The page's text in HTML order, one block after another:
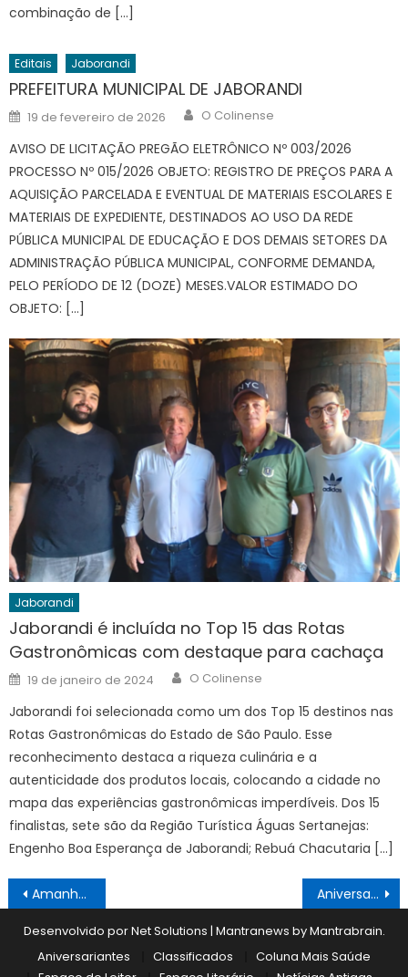
combinação de […]
Editais Jaborandi
PREFEITURA MUNICIPAL DE JABORANDI
Posted
on
19 de fevereiro de 2026 Author
O Colinense
AVISO DE LICITAÇÃO PREGÃO ELETRÔNICO Nº 003/2026
PROCESSO Nº 015/2026 OBJETO: REGISTRO DE PREÇOS PARA A
AQUISIÇÃO PARCELADA E EVENTUAL DE MATERIAIS ESCOLARES E
MATERIAIS DE EXPEDIENTE, DESTINADOS AO USO DA REDE
PÚBLICA MUNICIPAL DE EDUCAÇÃO E DOS DEMAIS SETORES DA
ADMINISTRAÇÃO PÚBLICA MUNICIPAL, CONFORME DEMANDA,
PELO PERÍODO DE 12 (DOZE) MESES.VALOR ESTIMADO DO
OBJETO: […]
Jaborandi
Jaborandi é incluída no Top 15 das Rotas
Gastronômicas com destaque para cachaça
Posted
on
19 de janeiro de 2024 Author
O Colinense
Jaborandi foi selecionada como um dos Top 15 destinos nas
Rotas Gastronômicas do Estado de São Paulo. Esse
reconhecimento destaca a riqueza culinária e a
autenticidade dos produtos locais, colocando a cidade no
mapa das experiências gastronômicas imperdíveis. Dos 15
finalistas, sete são da Região Turística Águas Sertanejas:
Engenho Boa Esperança de Jaborandi; Rebuá Chacutaria […]
Navegação
de
Post
Amanhã é “ponte” Aniversariante 07/09 a 13/09
Desenvolvido por Net Solutions | Mantranews byMantrabrain.
Aniversariantes
Classificados
Coluna Mais Saúde